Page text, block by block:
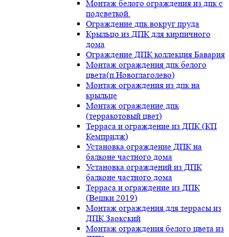
Монтаж белого ограждения из дпк с
подсветкой.
Ограждение дпк вокруг пруда
Крыльцо из ДПК для кирпичного
дома
Ограждение ДПК коллекция Бавария
Монтаж ограждения дпк белого
цвета(п.Новоглаголево)
Монтаж ограждения из дпк на
крыльце
Монтаж ограждение дпк
(терракотовый цвет)
Терраса и ограждение из ДПК (КП
Кемпридж)
Установка ограждение ДПК на
балконе частного дома
Установка ограждений из ДПК
балконе частного дома
Терраса и ограждение из ДПК
(Вешки 2019)
Монтаж ограждения для террасы из
ДПК.Заокский
Монтаж ограждения белого цвета из